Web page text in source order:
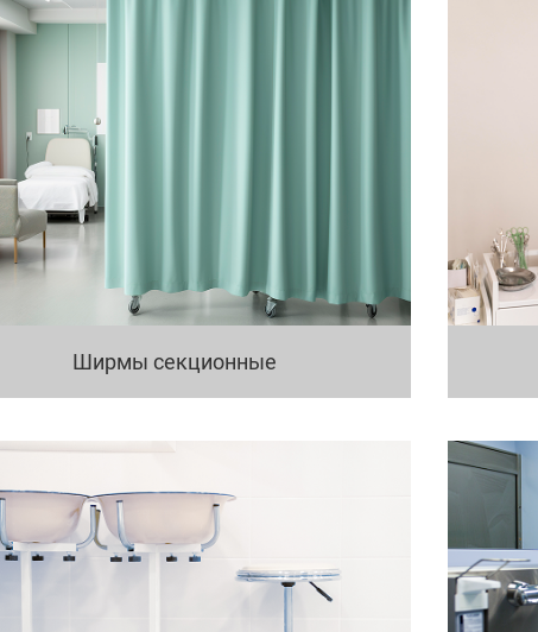
Ширмы секционные